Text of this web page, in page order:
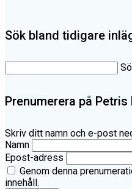
Sök bland tidigare
Prenumerera på Petris
Skriv ditt namn och e-post
Namn
Epost-adress
Genom denna
innehåll.